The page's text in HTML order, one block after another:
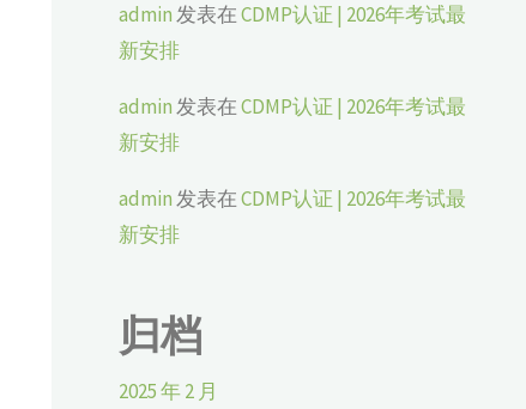
admin发表在CDMP认证 | 2026年考试最
新安排
admin发表在CDMP认证 | 2026年考试最
新安排
admin发表在CDMP认证 | 2026年考试最
新安排
归档
2025 年 2 月